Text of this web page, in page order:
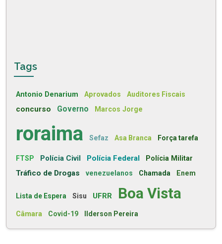
Tags
Antonio Denarium Aprovados Auditores Fiscais
concurso Governo Marcos Jorge
roraima Sefaz Asa Branca Força tarefa
FTSP Polícia Civil Polícia Federal Polícia Militar
Tráfico de Drogas venezuelanos Chamada Enem
Lista de Espera Sisu UFRR Boa Vista
Câmara Covid-19 Ilderson Pereira